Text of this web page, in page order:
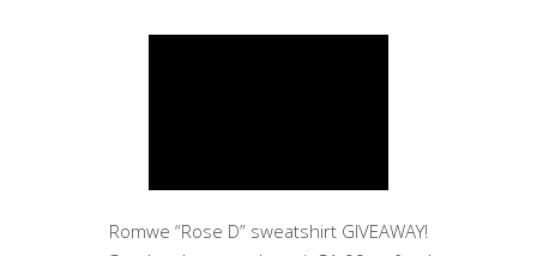
Romwe “Rose D” sweatshirt GIVEAWAY!